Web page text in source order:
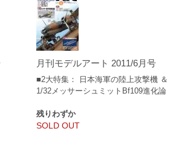
月刊モデルアート 2011/6月号
■2大特集： 日本海軍の陸上攻撃機 ＆
1/32メッサーシュミットBf109進化論
残りわずか
SOLD OUT